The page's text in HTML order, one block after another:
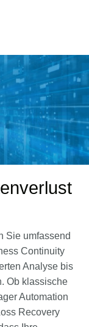
Sie umfassend
Continuity
Analyse bis
Ob klassische
Automation
Recovery